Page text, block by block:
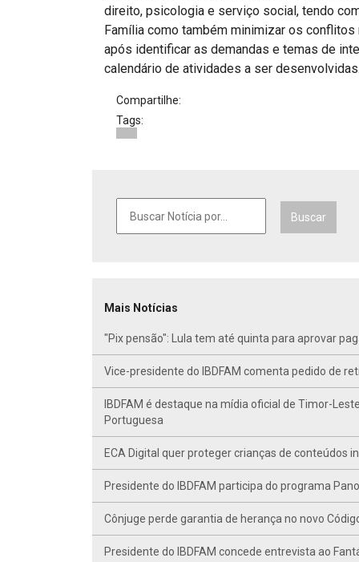
direito, psicologia e serviço social, tendo
Família como também minimizar os
após identificar as demandas e temas de
calendário de atividades a ser
Compartilhe:
Tags:
Buscar
Mais Notícias
"Pix pensão": Lula tem até quinta para aprovar
Vice-presidente do IBDFAM comenta pedido de
IBDFAM é destaque na mídia oficial de Timor-
Portuguesa
ECA Digital quer proteger crianças de conteúdos
Presidente do IBDFAM participa do programa
Cônjuge perde garantia de herança no novo
Presidente do IBDFAM concede entrevista ao